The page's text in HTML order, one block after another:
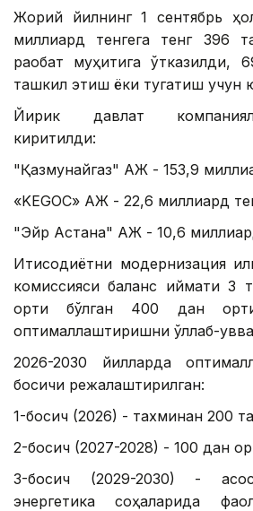
Жорий йилнинг 1 сентябрь
миллиард тенгега тенг 396
рақобат муҳитига ўтказилди,
ташкил этиш ёки тугатиш учун
Йирик давлат
киритилди:
"Қазмунайгаз" АЖ - 153,9
«KEGOC» АЖ - 22,6 миллиард
"Эйр Астана" АЖ - 10,6
Иқтисодиётни модернизация
комиссияси баланс қиймати 3
ортиқ бўлган 400 дан
оптималлаштиришни қўллаб-
2026-2030 йилларда
босқичи режалаштирилган:
1-босқич (2026) - тахминан 200
2-босқич (2027-2028) - 100 дан
3-босқич (2029-2030) -
энергетика соҳаларида